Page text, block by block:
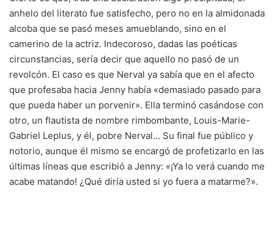
anhelo del literato fue satisfecho, pero no en la almidonada
alcoba que se pasó meses amueblando, sino en el
camerino de la actriz. Indecoroso, dadas las poéticas
circunstancias, sería decir que aquello no pasó de un
revolcón. El caso es que Nerval ya sabía que en el afecto
que profesaba hacia Jenny había «demasiado pasado para
que pueda haber un porvenir». Ella terminó casándose con
otro, un flautista de nombre rimbombante, Louis-Marie-
Gabriel Leplus, y él, pobre Nerval… Su final fue público y
notorio, aunque él mismo se encargó de profetizarlo en las
últimas líneas que escribió a Jenny: «¡Ya lo verá cuando me
acabe matando! ¿Qué diría usted si yo fuera a matarme?».